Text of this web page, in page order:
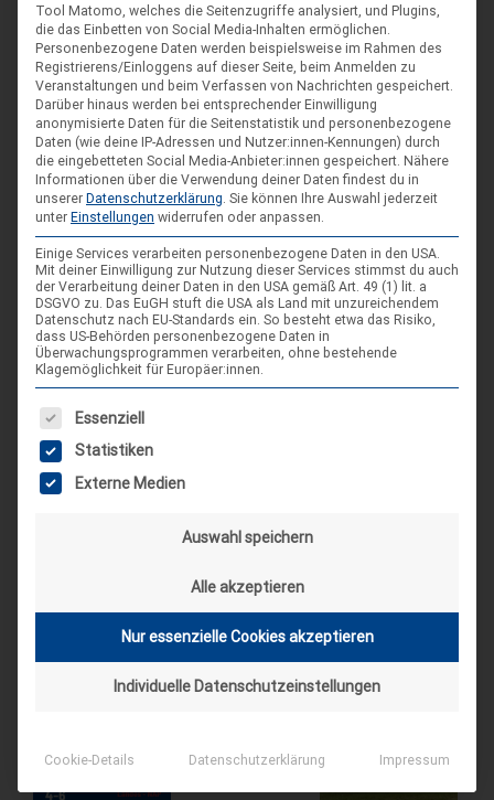
ARR|JEL Sommertreffen 2026
21. Aug. 26
Blankenburg (Harz)-Wienrode
Landes-NAP 2026
4. Sep. 26
Hameln
04
Sep.
Spieleseminar - Werde zur Spielfigur“ -
Spiele im XXL-Format
4. Sep. 26
Suderburg
AKTUELLE BEITRÄGE AUF INSTAGRAM
Tool Matomo, welches die Seitenzugriffe analysiert, und Plugins,
die das Einbetten von Social Media-Inhalten ermöglichen.
Personenbezogene Daten werden beispielsweise im Rahmen des
Registrierens/Einloggens auf dieser Seite, beim Anmelden zu
Veranstaltungen und beim Verfassen von Nachrichten gespeichert.
Darüber hinaus werden bei entsprechender Einwilligung
anonymisierte Daten für die Seitenstatistik und personenbezogene
Daten (wie deine IP-Adressen und Nutzer:innen-Kennungen) durch
die eingebetteten Social Media-Anbieter:innen gespeichert. Nähere
Informationen über die Verwendung deiner Daten findest du in
unserer Datenschutzerklärung Sie können Ihre Auswahl jederzeit
unter Einstellungen widerrufen oder anpassen.
Einige Services verarbeiten personenbezogene Daten in den USA.
Mit deiner Einwilligung zur Nutzung dieser Services stimmst du auch
der Verarbeitung deiner Daten in den USA gemäß Art. 49 (1) lit. a
DSGVO zu. Das EuGH stuft die USA als Land mit unzureichendem
Datenschutz nach EU-Standards ein. So besteht etwa das Risiko,
dass US-Behörden personenbezogene Daten in
Überwachungsprogrammen verarbeiten, ohne bestehende
Klagemöglichkeit für Europäer:innen.
Es folgt eine Liste der Service-Gruppen, für die eine
Essenziell
Statistiken
Externe Medien
Auswahl speichern
Alle akzeptieren
Nur essenzielle Cookies akzeptieren
Individuelle Datenschutzeinstellungen
Cookie-Details Datenschutzerklärung Impressum